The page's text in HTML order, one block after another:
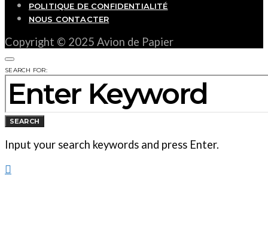
POLITIQUE DE CONFIDENTIALITÉ
NOUS CONTACTER
Copyright © 2025 Avion de Papier
SEARCH FOR:
SEARCH
Input your search keywords and press Enter.